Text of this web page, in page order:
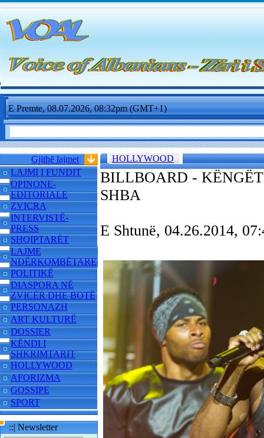
E Premte, 08.07.2026, 08:32pm (GMT+1)
Gjithë lajmet
LAJMI I FUNDIT
OPINONE-
EDITORIALE
ZVICRA
INTERVISTË-
PRESS
SHQIPTARËT
LAJME
NDËRKOMBËTARE
POLITIKË
DIASPORA NË
ZVICËR DHE BOTË
PERSONAZH
ART KULTURË
DOSSIER
KËNDI I
SHKRIMTARIT
HOLLYWOOD
AFORIZMA
GOSSIPE
SPORT
::| Newsletter
HOLLYWOOD
BILLBOARD -
SHBA
E Shtunë, 04.26.2014,